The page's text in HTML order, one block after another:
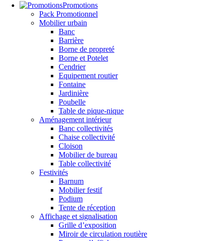
Promotions
Pack Promotionnel
Mobilier urbain
Banc
Barrière
Borne de propreté
Borne et Potelet
Cendrier
Equipement routier
Fontaine
Jardinière
Poubelle
Table de pique-nique
Aménagement intérieur
Banc collectivités
Chaise collectivité
Cloison
Mobilier de bureau
Table collectivité
Festivités
Barnum
Mobilier festif
Podium
Tente de réception
Affichage et signalisation
Grille d’exposition
Miroir de circulation routière